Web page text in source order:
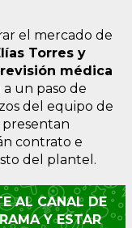
el mercado de
Torres y
revisión médica
a un paso de
del equipo de
presentan
contrato e
del plantel.
AL CANAL DE
Y ESTAR